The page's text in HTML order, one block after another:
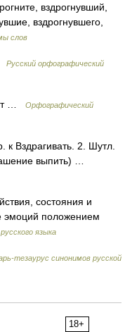
вздрогнувший,
вздрогнувшего,
слов
Русский орфографический
…
Орфографический
Вздрагивать. 2. Шутл.
выпить) …
состояния и
эмоций положением
языка
тезаурус синонимов русской
18+